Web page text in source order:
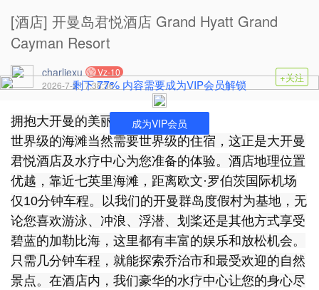
[酒店] 开曼岛君悦酒店 Grand Hyatt Grand
Cayman Resort
charliexu
Vz-10
2026-7-2 17:38:36
+关注
拥抱大开曼的美丽
世界级的海滩当然需要世界级的住宿，这正是大开曼
君悦酒店及水疗中心为您准备的体验。酒店地理位置
优越，靠近七英里海滩，距离欧文·罗伯茨国际机场
仅10分钟车程。以我们的开曼群岛度假村为基地，无
论您喜欢游泳、冲浪、浮潜、划桨还是其他方式享受
碧蓝的加勒比海，这里都有丰富的娱乐和放松机会。
只需几分钟车程，就能探索乔治市和最受欢迎的自然
景点。在酒店内，我们豪华的水疗中心让您的身心尽
剩下77% 内容需要成为VIP会员解锁
成为VIP会员